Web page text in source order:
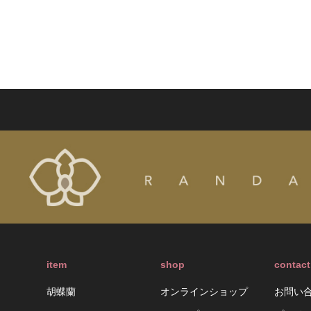
item
胡蝶蘭
shop
オンラインショップ
contact
お問い